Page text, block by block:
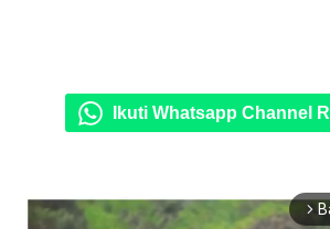
Ikuti Whatsapp Channel
arrow_forward_ios